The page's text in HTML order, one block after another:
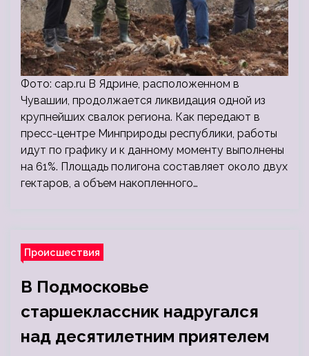
Фото: cap.ru В Ядрине, расположенном в
Чувашии, продолжается ликвидация одной из
крупнейших свалок региона. Как передают в
пресс-центре Минприроды республики, работы
идут по графику и к данному моменту выполнены
на 61%. Площадь полигона составляет около двух
гектаров, а объем накопленного…
Происшествия
В Подмосковье
старшеклассник надругался
над десятилетним приятелем